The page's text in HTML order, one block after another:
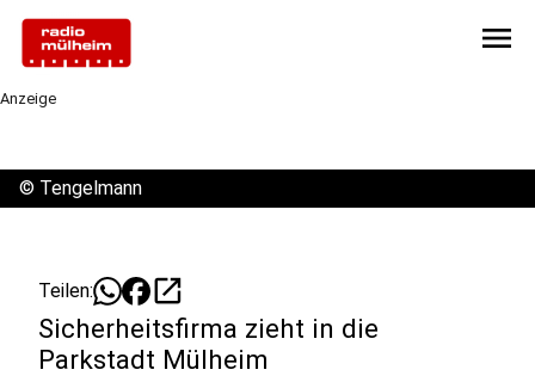
menu
Anzeige
© Tengelmann
Teilen: open_in_new
Sicherheitsfirma zieht in die
Parkstadt Mülheim